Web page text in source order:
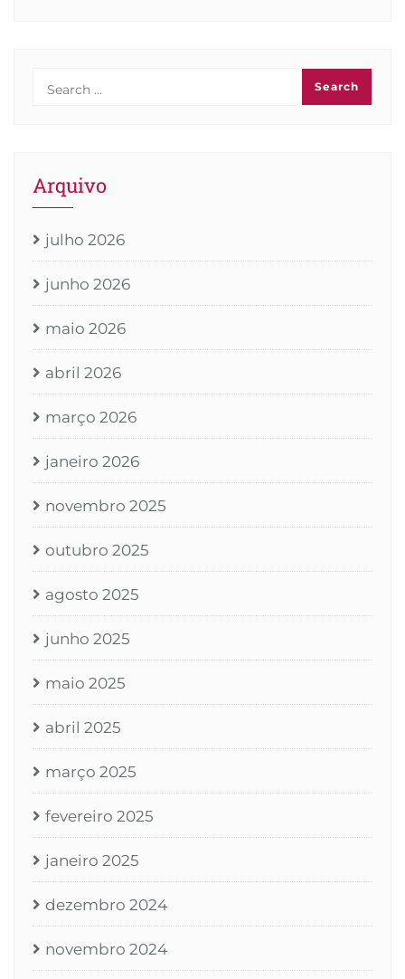
Arquivo
julho 2026
junho 2026
maio 2026
abril 2026
março 2026
janeiro 2026
novembro 2025
outubro 2025
agosto 2025
junho 2025
maio 2025
abril 2025
março 2025
fevereiro 2025
janeiro 2025
dezembro 2024
novembro 2024